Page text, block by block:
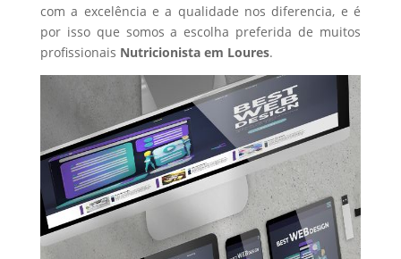
com a excelência e a qualidade nos diferencia, e é
por isso que somos a escolha preferida de muitos
profissionais Nutricionistaem Loures.